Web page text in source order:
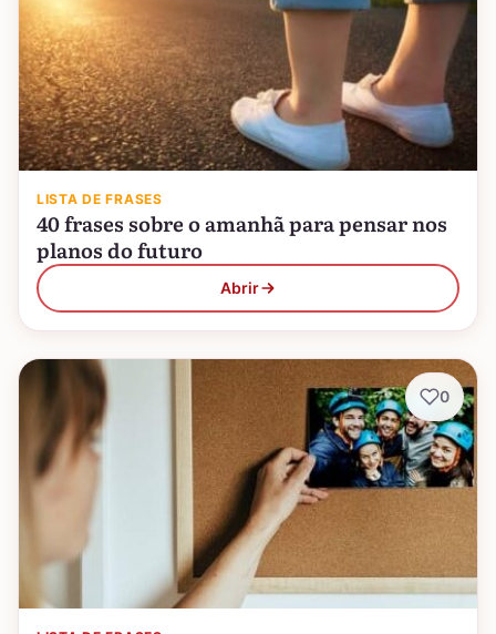
LISTA DE FRASES
40 frases sobre o amanhã para pensar nos
planos do futuro
Abrir
0